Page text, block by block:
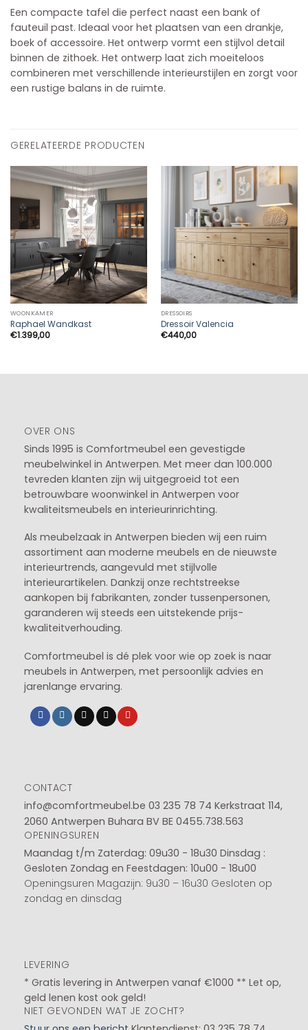
Een compacte tafel die perfect naast een bank of
fauteuil past. Ideaal voor het plaatsen van een drankje,
boek of accessoire. Het ontwerp vormt een stijlvol detail
binnen de zithoek. Het ontwerp laat zich moeiteloos
combineren met verschillende interieurstijlen en zorgt voor
een rustige balans in de ruimte.
GERELATEERDE PRODUCTEN
WOONKAMER
Raphael Wandkast
€1.399,00
DRESSOIRS
Dressoir Valencia
€440,00
OVER ONS
Sinds 1995 is Comfortmeubel een gevestigde
meubelwinkel in Antwerpen. Met meer dan 100.000
tevreden klanten zijn wij uitgegroeid tot een
betrouwbare woonwinkel in Antwerpen voor
kwaliteitsmeubels en interieurinrichting.
Als meubelzaak in Antwerpen bieden wij een ruim
assortiment aan moderne meubels en de nieuwste
interieurtrends, aangevuld met stijlvolle
interieurartikelen. Dankzij onze rechtstreekse
aankopen bij fabrikanten, zonder tussenpersonen,
garanderen wij steeds een uitstekende prijs-
kwaliteitverhouding.
Comfortmeubel is dé plek voor wie op zoek is naar
meubels in Antwerpen, met persoonlijk advies en
jarenlange ervaring.
CONTACT
info@comfortmeubel.be 03 235 78 74 Kerkstraat 114,
2060 Antwerpen Buhara BV BE 0455.738.563
OPENINGSUREN
Maandag t/m Zaterdag: 09u30 - 18u30 Dinsdag :
Gesloten Zondag en Feestdagen: 10u00 - 18u00
Openingsuren Magazijn: 9u30 – 16u30 Gesloten op
zondag en dinsdag
LEVERING
* Gratis levering in Antwerpen vanaf €1000 ** Let op,
geld lenen kost ook geld!
NIET GEVONDEN WAT JE ZOCHT?